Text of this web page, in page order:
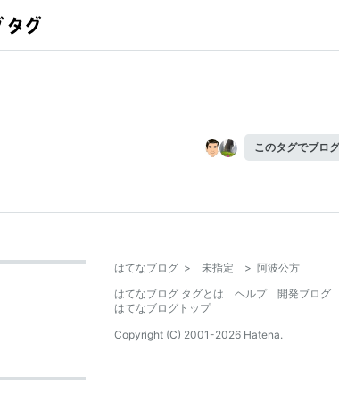
このタグでブロ
はてなブログ > 未指定 > 阿波公方
はてなブログ タグとは
ヘルプ
開発ブログ
はてなブログトップ
Copyright (C) 2001-2026 Hatena.